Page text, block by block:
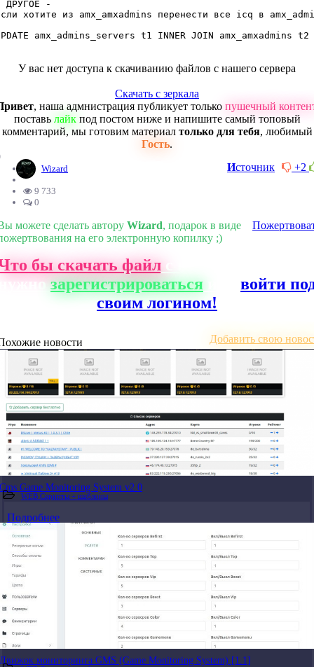
ДРУГОЕ -
хотите из amx_amxadmins перенести все icq в
amx_admins_servers t1 INNER JOIN
У вас нет доступа к скачиванию файлов с нашего сервера
Скачать с зеркала
, наша адмнистрация публикует только пушечный
поставь лайкпод постом ниже и напишите самый топовый
комментарий, мы готовим материал только для тебя, любимый
Гость.
+2
Источник
Wizard
9 733
0
можете сделать автору Wizard, подарок в виде
на его электронную копилку ;)
бы скачать файлс нашего сайта,
зарегистрироваться
войти
своим логином!
новости Добавить свою
Cms Game Monitoring System v2.0
WEB Скрипты + шаблоны
Подробнее
Движок мониторинга GMS (Game Monitoring System) [1.1]